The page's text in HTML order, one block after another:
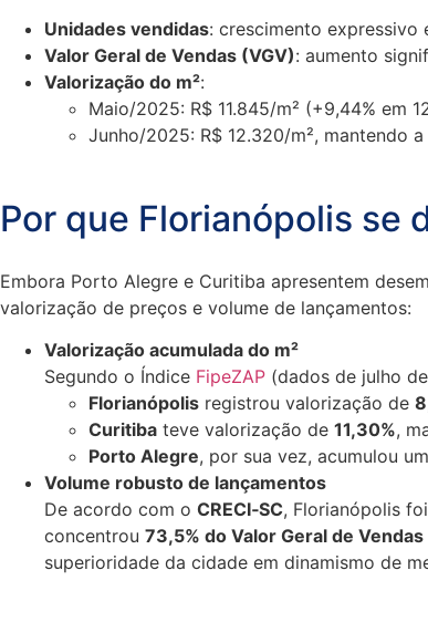
Unidades vendidas: crescimento expressivo
Valor Geral de Vendas (VGV): aumento
Valorização do m²:
Maio/2025: R$ 11.845/m² (+9,44% em
Junho/2025: R$ 12.320/m², mantendo
Por que Florianópolis se
Embora Porto Alegre e Curitiba apresentem
valorização de preços e volume de lançamentos:
Valorização acumulada do m²
Segundo o Índice FipeZAP (dados de julho
Florianópolis registrou valorização de
Curitiba teve valorização de 11,30%,
Porto Alegre, por sua vez, acumulou
Volume robusto de lançamentos
De acordo com o CRECI‑SC, Florianópolis
concentrou 73,5% do Valor Geral de Vendas
superioridade da cidade em dinamismo de